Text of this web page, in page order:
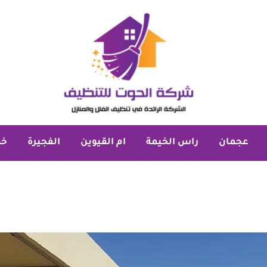
عجمان راس الخيمة ام القيوين الفجيرة